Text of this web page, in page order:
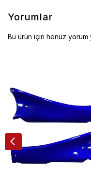
Yorumlar
Bu ürün için henüz yorum